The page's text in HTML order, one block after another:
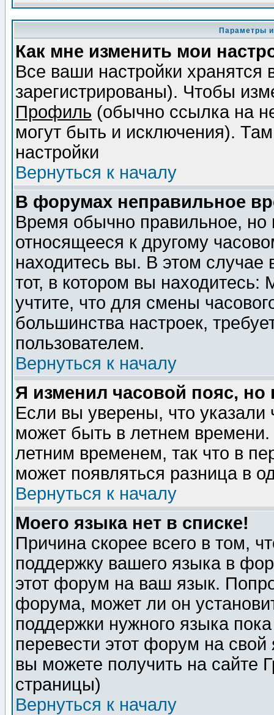
Параметры
Как мне изменить мои
Все ваши настройки
зарегистрированы). Чтобы
Профиль (обычно ссылка на
могут быть и исключения).
настройки
Вернуться к началу
В форумах неправильное
Время обычно правильное,
относящееся к другому
находитесь вы. В этом
тот, в котором вы
учтите, что для смены
большинства настроек,
пользователем.
Вернуться к началу
Я изменил часовой пояс,
Если вы уверены, что указали
может быть в летнем
летним временем, так что в
может появляться разница в
Вернуться к началу
Моего языка нет в списке!
Причина скорее всего в том,
поддержку вашего языка в
этот форум на ваш язык.
форума, может ли он
поддержки нужного языка
перевести этот форум на
вы можете получить на сайте
страницы)
Вернуться к началу